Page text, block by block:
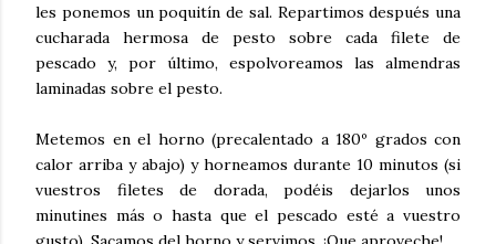
les ponemos un poquitín de sal. Repartimos después una
cucharada hermosa de pesto sobre cada filete de
pescado y, por último, espolvoreamos las almendras
laminadas sobre el pesto.
Metemos en el horno (precalentado a 180º grados con
calor arriba y abajo) y horneamos durante 10 minutos (si
vuestros filetes de dorada, podéis dejarlos unos
minutines más o hasta que el pescado esté a vuestro